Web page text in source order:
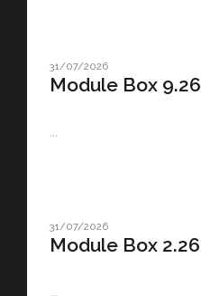
31/07/2026
Module Box 9.26
...
31/07/2026
Module Box 2.26
...